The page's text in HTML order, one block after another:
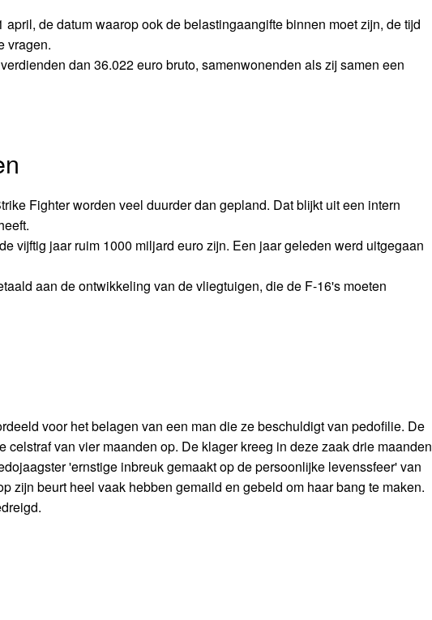
de datum waarop ook de belastingaangifte binnen moet zijn, de tijd
vragen.
dan 36.022 euro bruto, samenwonenden als zij samen een
Fighter worden veel duurder dan gepland. Dat blijkt uit een intern
vijftig jaar ruim 1000 miljard euro zijn. Een jaar geleden werd uitgegaan
aan de ontwikkeling van de vliegtuigen, die de F-16's moeten
voor het belagen van een man die ze beschuldigt van pedofilie. De
van vier maanden op. De klager kreeg in deze zaak drie maanden
'ernstige inbreuk gemaakt op de persoonlijke levenssfeer' van
zijn beurt heel vaak hebben gemaild en gebeld om haar bang te maken.